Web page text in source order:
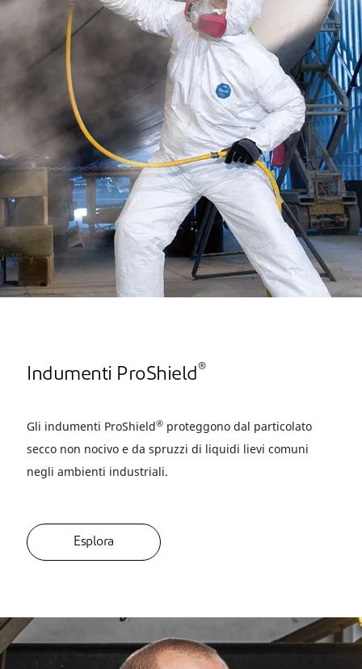
Indumenti ProShield®
Gli indumenti ProShield® proteggono dal particolato
secco non nocivo e da spruzzi di liquidi lievi comuni
negli ambienti industriali.
Esplora